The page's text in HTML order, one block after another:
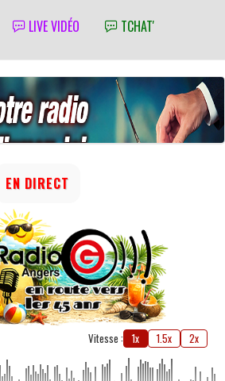
LIVE VIDÉO TCHAT'
EN DIRECT
Vitesse : 1x 1.5x 2x